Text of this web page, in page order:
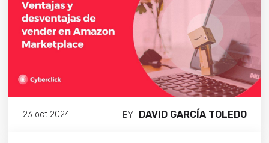
23 oct 2024 BY DAVID GARCÍA TOLEDO